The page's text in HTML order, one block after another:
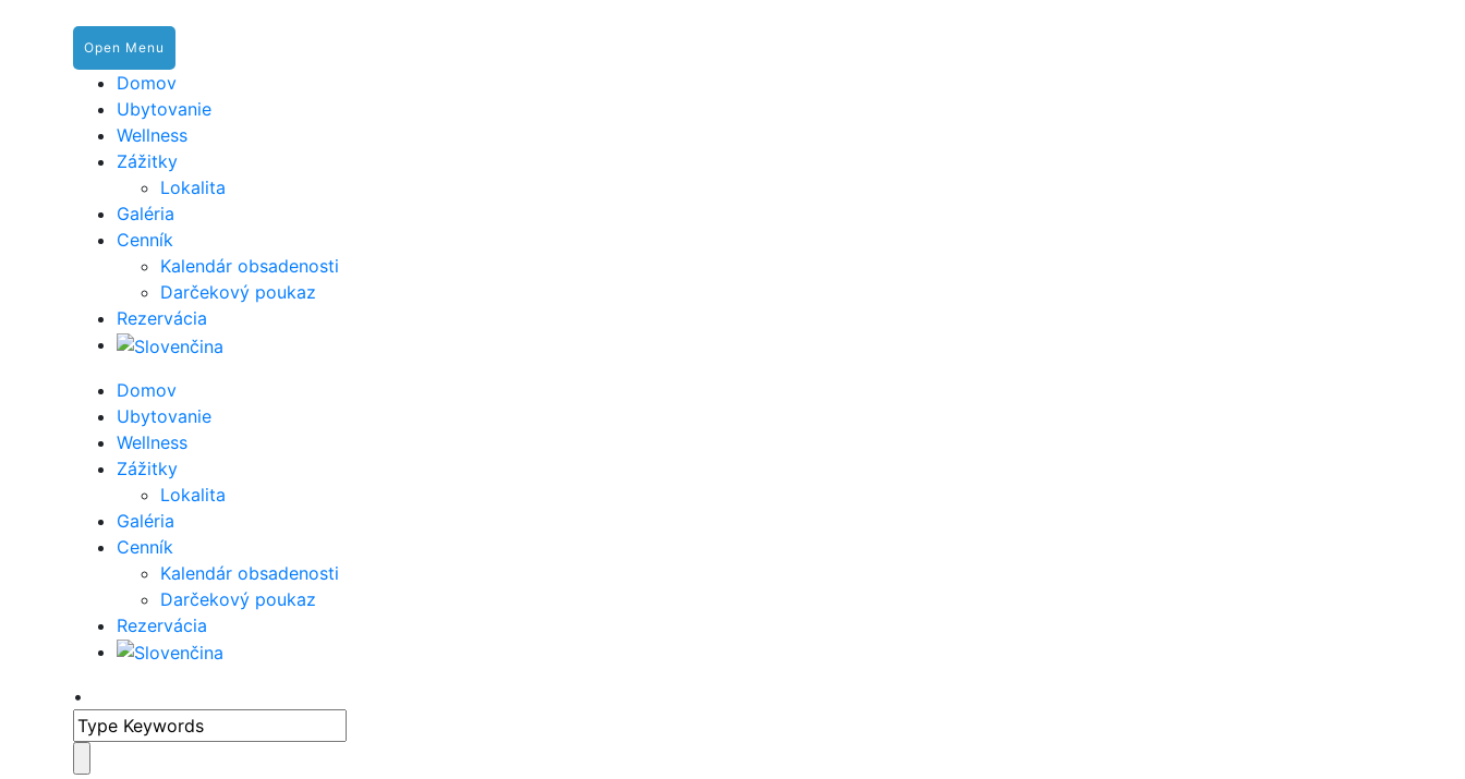
Open Menu
Domov
Ubytovanie
Wellness
Zážitky
Lokalita
Galéria
Cenník
Kalendár obsadenosti
Darčekový poukaz
Rezervácia
Domov
Ubytovanie
Wellness
Zážitky
Lokalita
Galéria
Cenník
Kalendár obsadenosti
Darčekový poukaz
Rezervácia
•